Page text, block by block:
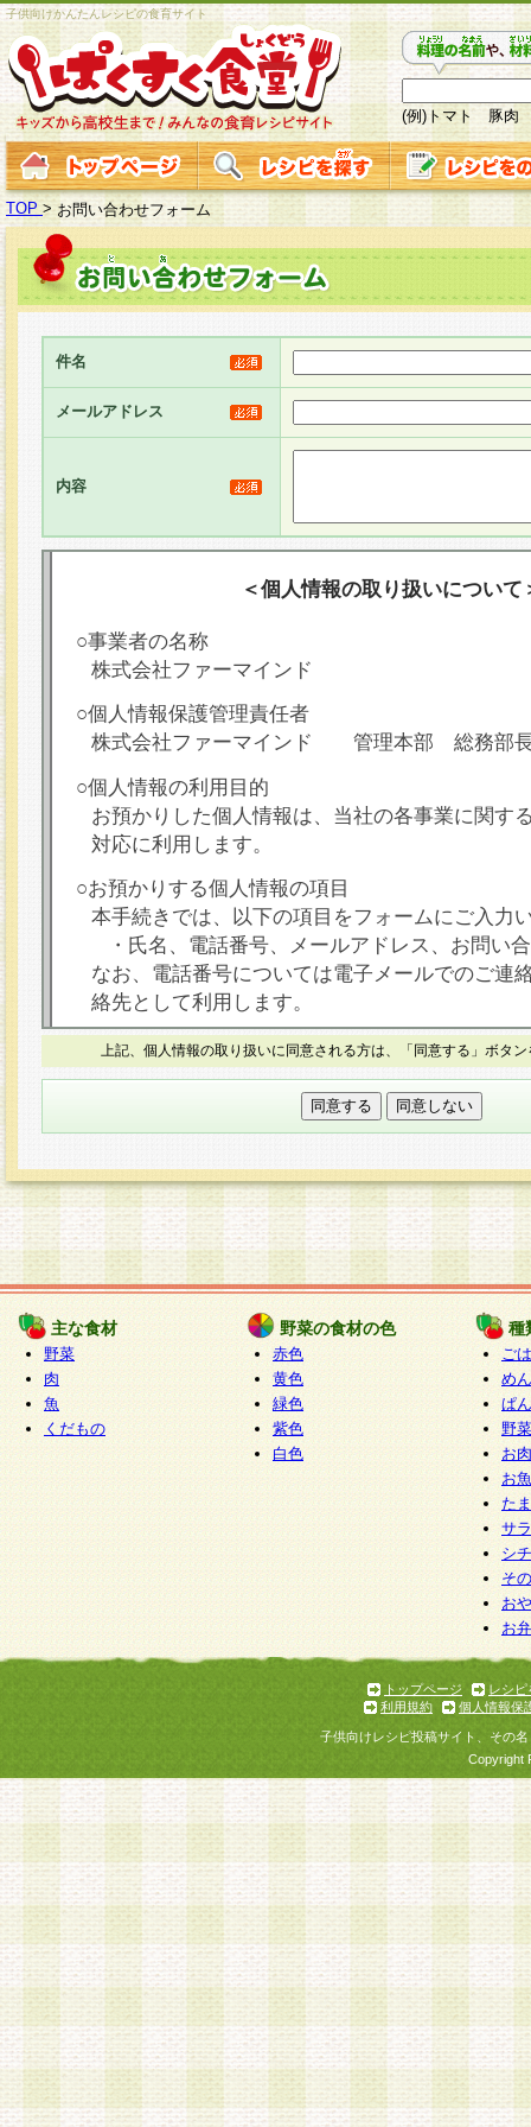
子供向けかんたんレシピの食育サイト
(例)トマト 豚肉
TOP > お問い合わせフォーム
件名
メールアドレス
内容
＜個人情報の取り扱いについて
○事業者の名称
株式会社ファーマインド
○個人情報保護管理責任者
株式会社ファーマインド 管理本部 総務部
○個人情報の利用目的
お預かりした個人情報は、当社の各事業に関す
対応に利用します。
○お預かりする個人情報の項目
本手続きでは、以下の項目をフォームにご入力
・氏名、電話番号、メールアドレス、お問い
なお、電話番号については電子メールでのご連
絡先として利用します。
○本人が容易に認識できない方法による個人情報
本フォームでは、セッション管理のためCookie
○個人情報の第三者提供について
力いただく個人情報は第三者に提供しません。
○個人情報の委託について
個人情報の取り扱いを外部に委託する場合は、
情報管理基準を満たす企業を選定して委託を行
が行われるよう監督します。
○開示対象個人情報の開示等および問い合わせ窓口
本人からの求めにより、当社が本件により取得
報の利用目的の通知・開示・内容の訂正・追加
停止・消去及び第三者への提供の禁止（以下、
といいます。）に応じます。
開示等に応じる窓口は以下になります。
ぱくすく食堂個人情報お客様相談窓口 paku-
m
個人情報を与えることは任意ですが、個人情報
意をいただけない場合には、当社のサービスの
お問い合わせ・ご相談への対応ができない場合
上記、個人情報の取り扱いに同意される方は、「同意する」ボタ
主な食材
野菜
肉
魚
くだもの
野菜の食材の色
赤色
黄色
緑色
紫色
白色
種
ご
めん
ぱん
野
お
お
た
サ
シ
そ
お
お
トップページ
レシピ
利用規約
個人情報保
子供向けレシピ投稿サイト、その
Copyright